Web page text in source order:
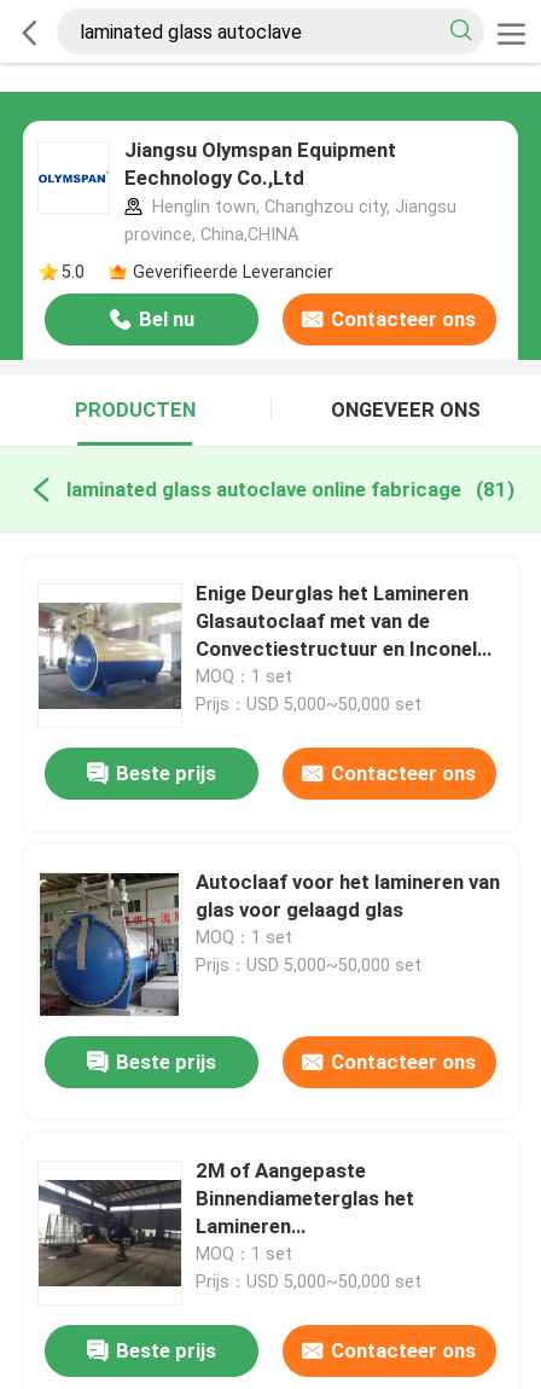
Jiangsu Olymspan Equipment
Eechnology Co.,Ltd
Henglin town, Changhzou city, Jiangsu
province, China,CHINA
5.0
Geverifieerde Leverancier
Bel nu Contacteer ons
PRODUCTEN ONGEVEER ONS
laminated glass autoclave online fabricage (81)
Enige Deurglas het Lamineren
Glasautoclaaf met van de
Convectiestructuur en Inconel
van U Type Gedwongen Tubulaire
Verwarmers
MOQ：1 set
Prijs：USD 5,000~50,000 set
Beste prijs Contacteer ons
Autoclaaf voor het lamineren van
glas voor gelaagd glas
MOQ：1 set
Prijs：USD 5,000~50,000 set
Beste prijs Contacteer ons
2M of Aangepaste
Binnendiameterglas het
Lamineren
Autoclaafmachine/Glasautoclaaf
voor Bakstenen/Glas/Hout
MOQ：1 set
Prijs：USD 5,000~50,000 set
Beste prijs Contacteer ons